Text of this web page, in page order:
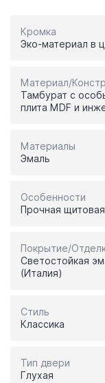
Кромка
Эко-материал в
Материал/
Тамбурат с
плита MDF и
Материалы
Эмаль
Особенности
Прочная
Покрытие/
Светостойкая
(Италия)
Стиль
Классика
Тип двери
Глухая